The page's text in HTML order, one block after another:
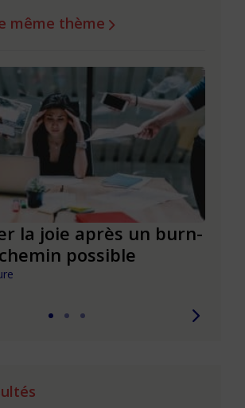
même thème
la joie après un burn-
possible